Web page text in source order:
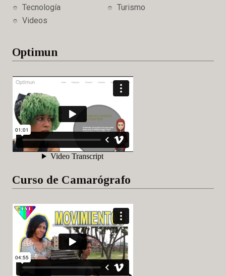
Tecnología
Turismo
Videos
Optimun
Curso de Camarógrafo